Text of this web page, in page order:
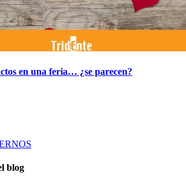
en una feria… ¿se parecen?
blog